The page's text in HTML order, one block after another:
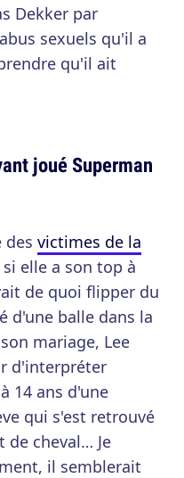
Dekker par
sexuels qu'il a
qu'il ait
joué Superman
des victimes de la
si elle a son top à
de quoi flipper du
d'une balle dans la
mariage, Lee
d'interpréter
14 ans d'une
qui s'est retrouvé
de cheval… Je
il semblerait